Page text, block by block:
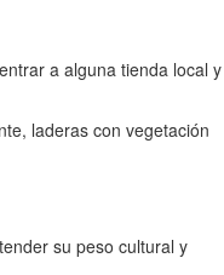
a alguna tienda local y
laderas con vegetación
su peso cultural y